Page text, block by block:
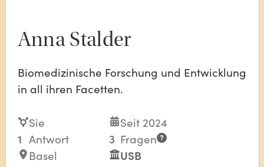
Anna Stalder
Biomedizinische Forschung und Entwicklung
in all ihren Facetten.
Sie
Seit 2024
1 Antwort 3 Fragen
Basel
USB